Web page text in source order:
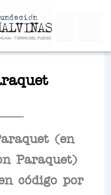
(en
Paraquet)
código por